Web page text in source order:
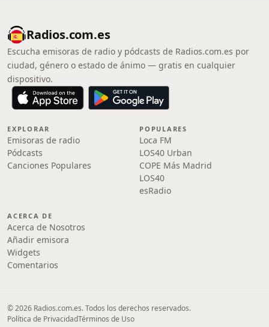
Radios.com.es
Escucha emisoras de radio y pódcasts de Radios.com.es por
ciudad, género o estado de ánimo — gratis en cualquier
dispositivo.
EXPLORAR
Emisoras de radio
Pódcasts
Canciones Populares
POPULARES
Loca FM
LOS40 Urban
COPE Más Madrid
LOS40
esRadio
ACERCA DE
Acerca de Nosotros
Añadir emisora
Widgets
Comentarios
© 2026 Radios.com.es. Todos los derechos reservados.
Política de PrivacidadTérminos de Uso